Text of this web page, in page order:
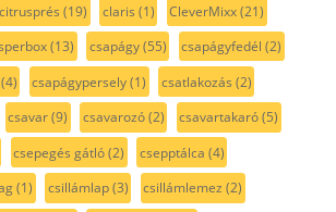
citrusprés (19) claris (1) CleverMixx(21)
(13) csapágy(55) csapágyfedél (2)
csapágypersely(1) csatlakozás (2)
csavar(9) csavarozó(2) csavartakaró(5)
csepegés gátló(2) csepptálca (4)
(1) csillámlap(3) csillámlemez (2)